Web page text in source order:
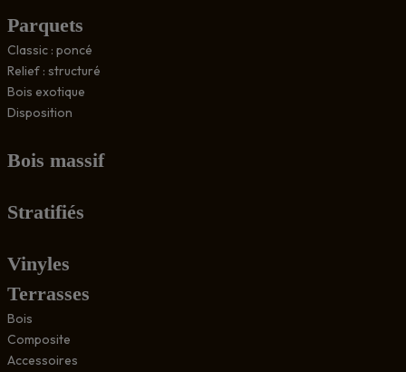
Parquets
Classic : poncé
Relief : structuré
Bois exotique
Disposition
Bois massif
Stratifiés
Vinyles
Terrasses
Bois
Composite
Accessoires